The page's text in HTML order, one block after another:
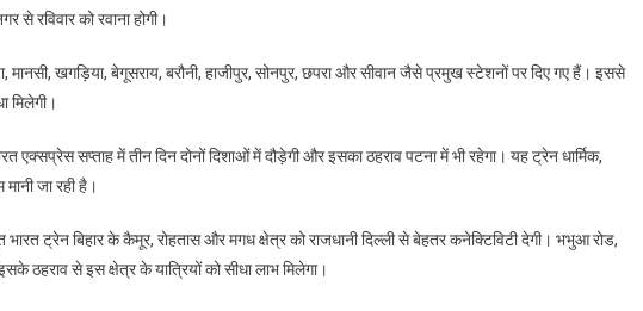
बड़ी
PM
नई
एक्सप्रेस
दिखाएंगे
रविवार को रवाना होगी।
मानसी, खगड़िया, बेगूसराय, बरौनी, हाजीपुर, सोनपुर, छपरा और सीवान जैसे प्रमुख स्टेशनों पर दिए गए हैं। इससे
मिलेगी।
सप्ताह में तीन दिन दोनों दिशाओं में दौड़ेगी और इसका ठहराव पटना में भी रहेगा। यह ट्रेन धार्मिक,
जा रही है।
भारत ट्रेन बिहार के कैमूर, रोहतास और मगध क्षेत्र को राजधानी दिल्ली से बेहतर कनेक्टिविटी देगी। भभुआ रोड,
ठहराव से इस क्षेत्र के यात्रियों को सीधा लाभ मिलेगा।